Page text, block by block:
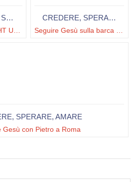
IL SENSO DELLA SPERANZA
It's a good day - LIGHT UP HOPE!
CREDERE, SPERARE, AMARE
Seguire Gesù sulla barca di Pietro
SPERARE, AMARE
Gesù con Pietro a Roma